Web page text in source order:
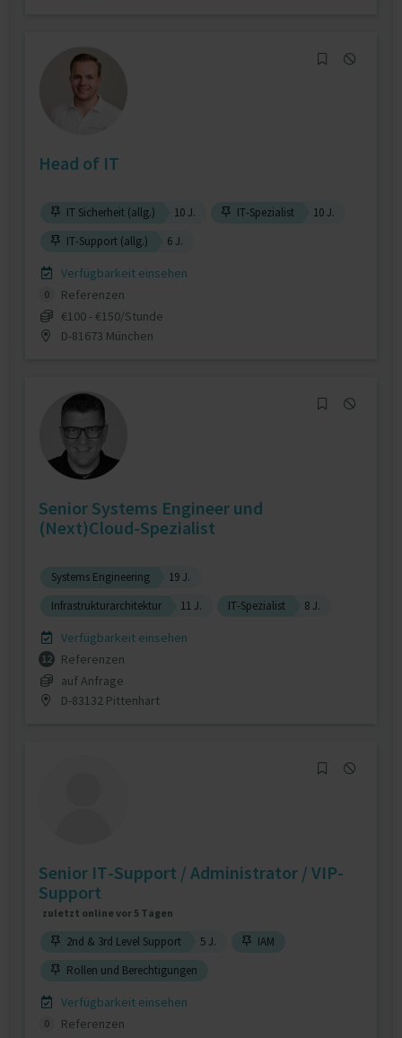
Head of IT
IT Sicherheit (allg.) 10 J. IT-Spezialist
10 J.
IT-Support (allg.)
6 J.
Verfügbarkeit einsehen
0
Referenzen
€100 - €150/Stunde
D-81673 München
Senior Systems Engineer und
(Next)Cloud-Spezialist
Systems Engineering
19 J.
Infrastrukturarchitektur
11 J. IT-Spezialist 8 J.
Verfügbarkeit einsehen
12
Referenzen
auf Anfrage
D-83132 Pittenhart
Senior IT-Support / Administrator / VIP-
Support
zuletzt online vor 5 Tagen
2nd & 3rd Level Support 5 J.
IAM
Rollen und Berechtigungen
Verfügbarkeit einsehen
0
Referenzen